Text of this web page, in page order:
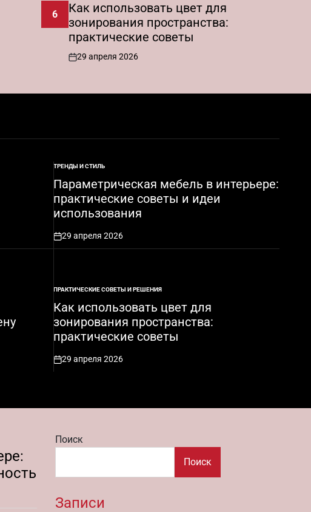
6
Как использовать цвет для
зонирования пространства:
практические советы
on
29 апреля 2026
ОПУБЛИКОВАНО
В
ТРЕНДЫ И СТИЛЬ
Параметрическая мебель в интерьере:
практические советы и идеи
использования
on
29 апреля 2026
ОПУБЛИКОВАНО
В
ПРАКТИЧЕСКИЕ СОВЕТЫ И РЕШЕНИЯ
Как использовать цвет для
зонирования пространства:
практические советы
on
29 апреля 2026
Поиск
Поиск
Записи